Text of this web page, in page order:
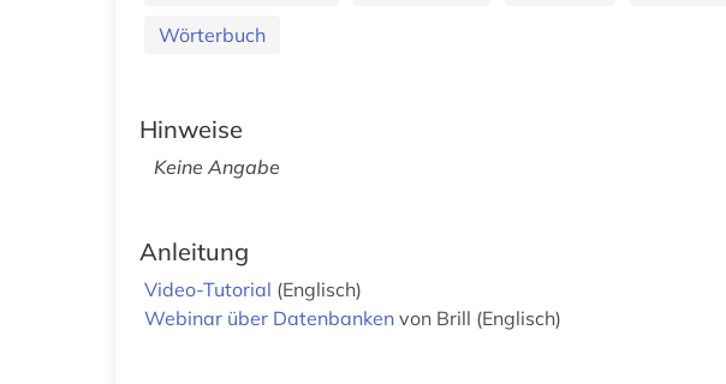
Wörterbuch
Hinweise
Keine Angabe
Anleitung
Video-Tutorial (Englisch)
Webinar über Datenbanken von Brill (Englisch)